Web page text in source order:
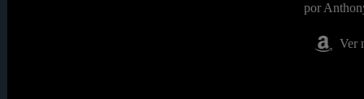
por
Ver